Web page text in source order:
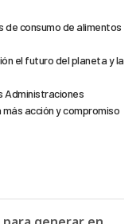
de consumo de alimentos
el futuro del planeta y la
Administraciones
acción y compromiso